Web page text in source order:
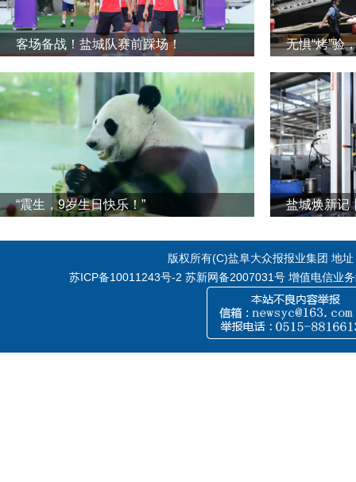
客场备战！盐城队赛前踩场！ 无惧“烤”验
“震生，9岁生日快乐！”
版权所有(C)盐阜大众报报业集团 地
苏ICP备10011243号-2 苏新网备2007031号 增值电信业